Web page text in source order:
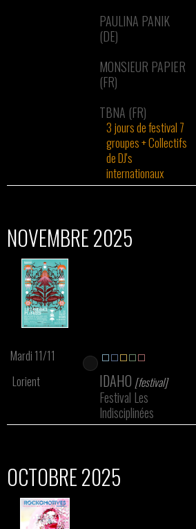
PAULINA PANIK
(DE)
MONSIEUR PAPIER
(FR)
TBNA (FR)
3 jours de festival 7
groupes + Collectifs
de DJ's
internationaux
NOVEMBRE 2025
Mardi 11/11
Lorient
IDAHO [festival]
Festival Les
Indisciplinées
OCTOBRE 2025